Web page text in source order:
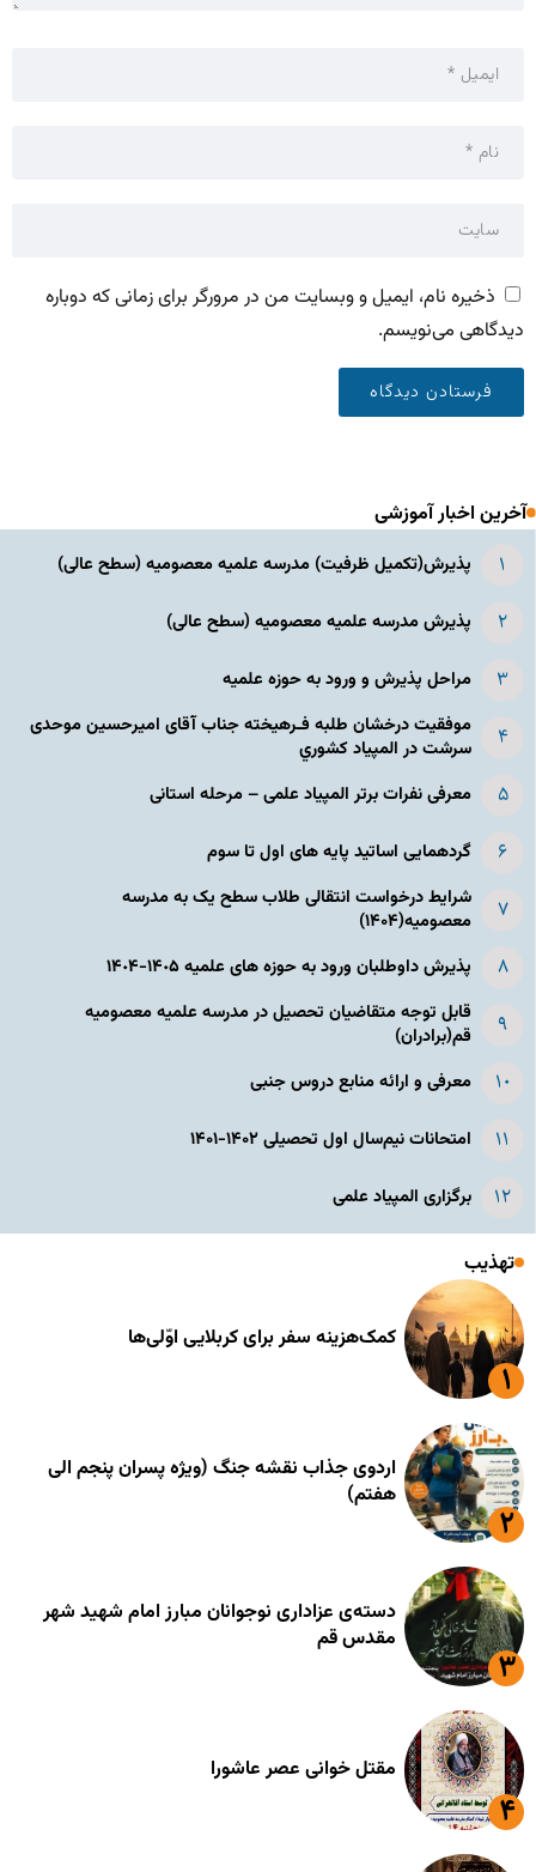
ذخیره نام، ایمیل و وبسایت من در مرورگر برای زمانی که دوباره
دیدگاهی می‌نویسم.
آخرین اخبار آموزشی
پذیرش(تکمیل ظرفیت) مدرسه علمیه معصومیه‌ (سطح عالی)
پذیرش مدرسه علمیه معصومیه‌ (سطح عالی)
مراحل پذیرش و ورود به حوزه علمیه
موفقیت درخشان طلبه فـرهیخته جناب آقای امیرحسین موحدی
سرشت در المپياد كشوري
معرفی نفرات برتر المپیاد علمی – مرحله استانی
گردهمایی اساتید پایه های اول تا سوم
شرایط درخواست انتقالی طلاب سطح یک به مدرسه
معصومیه(۱۴۰۴)
پذیرش داوطلبان ورود به حوزه های علمیه ١۴٠۵-١۴٠۴
قابل توجه متقاضیان تحصیل در مدرسه علمیه معصومیه
قم(برادران)
معرفی و ارائه منابع دروس جنبی
امتحانات نیم‌سال اول تحصیلی ۱۴۰۲-۱۴۰۱
برگزاری المپیاد علمی
تهذیب
کمک‌هزینه سفر برای کربلایی اوّلی‌ها
اردوی جذاب نقشه جنگ (ویژه پسران پنجم الی
هفتم)
دسته‌ی عزاداری نوجوانان مبارز امام شهید شهر
مقدس قم
مقتل خوانی عصر عاشورا